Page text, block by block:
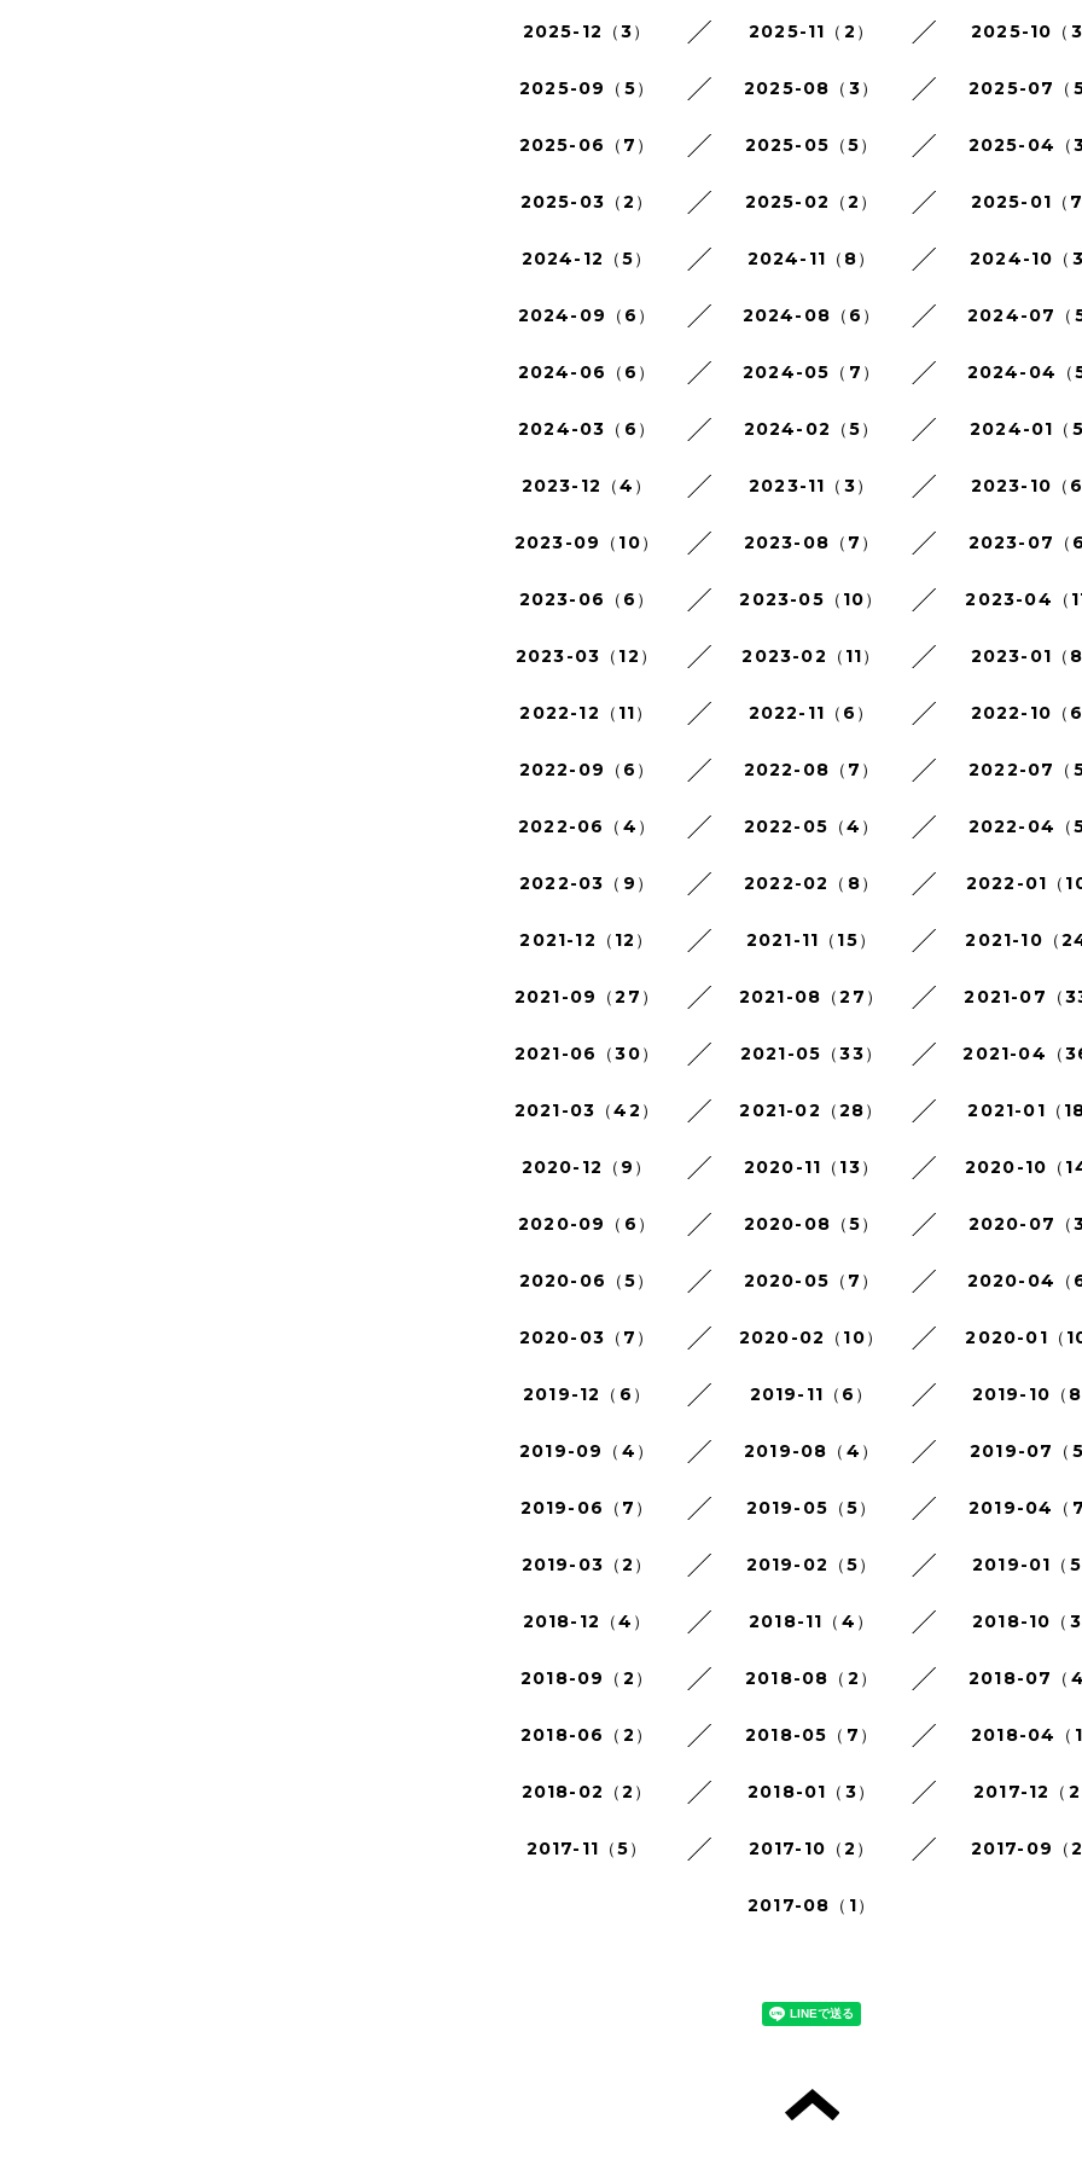
2025-12（3） 2025-11（2） 2025-10（3
2025-09（5） 2025-08（3） 2025-07（5
2025-06（7） 2025-05（5） 2025-04（3
2025-03（2） 2025-02（2） 2025-01（7
2024-12（5） 2024-11（8） 2024-10（3
2024-09（6） 2024-08（6） 2024-07（5
2024-06（6） 2024-05（7） 2024-04（5
2024-03（6） 2024-02（5） 2024-01（5
2023-12（4） 2023-11（3） 2023-10（6
2023-09（10） 2023-08（7） 2023-07（6
2023-06（6） 2023-05（10） 2023-04（11
2023-03（12） 2023-02（11） 2023-01（8
2022-12（11） 2022-11（6） 2022-10（6
2022-09（6） 2022-08（7） 2022-07（5
2022-06（4） 2022-05（4） 2022-04（5
2022-03（9） 2022-02（8） 2022-01（10
2021-12（12） 2021-11（15） 2021-10（24
2021-09（27） 2021-08（27） 2021-07（33
2021-06（30） 2021-05（33） 2021-04（
2021-03（42） 2021-02（28） 2021-01（18
2020-12（9） 2020-11（13） 2020-10（14
2020-09（6） 2020-08（5） 2020-07（3
2020-06（5） 2020-05（7） 2020-04（6
2020-03（7） 2020-02（10） 2020-01（10
2019-12（6） 2019-11（6） 2019-10（8
2019-09（4） 2019-08（4） 2019-07（5
2019-06（7） 2019-05（5） 2019-04（7
2019-03（2） 2019-02（5） 2019-01（5
2018-12（4） 2018-11（4） 2018-10（3
2018-09（2） 2018-08（2） 2018-07（4
2018-06（2） 2018-05（7） 2018-04（1
2018-02（2） 2018-01（3） 2017-12（2
2017-11（5） 2017-10（2） 2017-09（2
2017-08（1）